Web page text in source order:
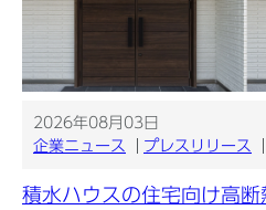
2026年08月03日
企業ニュース
プレスリリース
積水ハウスの住宅向け高